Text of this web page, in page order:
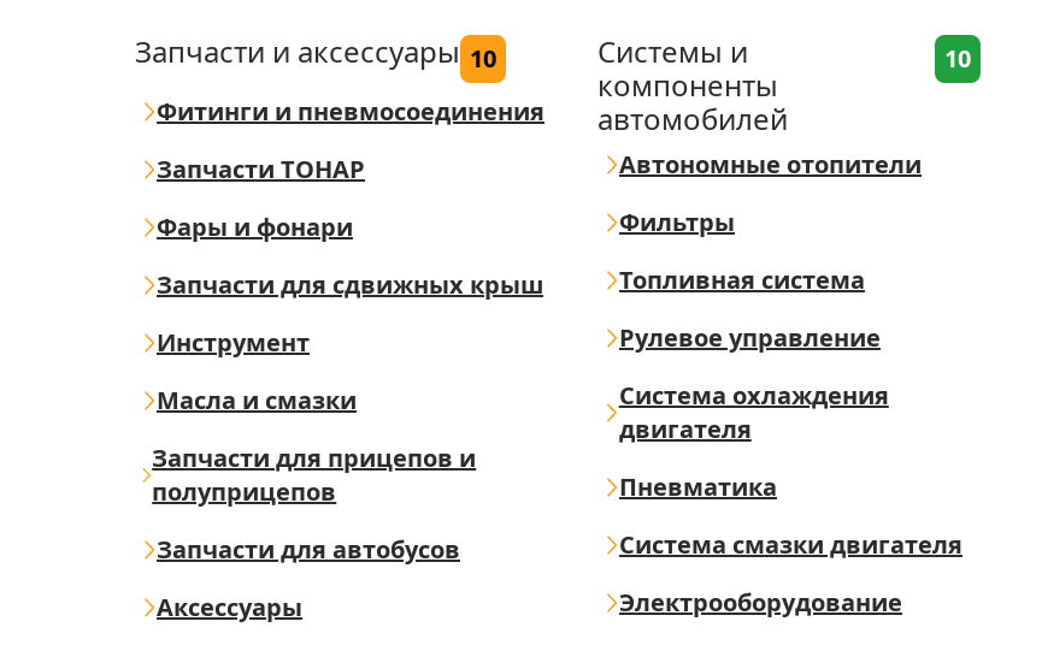
Запчасти и аксессуары 10
Фитинги и пневмосоединения
Запчасти ТОНАР
Фары и фонари
Запчасти для сдвижных крыш
Инструмент
Масла и смазки
Запчасти для прицепов и
полуприцепов
Запчасти для автобусов
Аксессуары
Системы и
компоненты
автомобилей
10
Автономные отопители
Фильтры
Топливная система
Рулевое управление
Система охлаждения
двигателя
Пневматика
Система смазки двигателя
Электрооборудование